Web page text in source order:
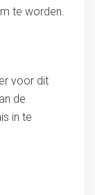
te worden.
voor dit
de
in te